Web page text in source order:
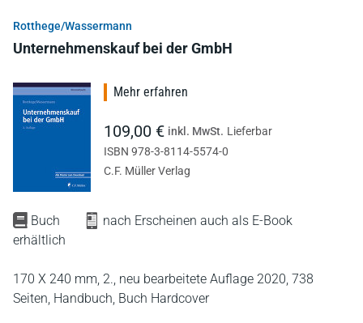
Rotthege/Wassermann
Unternehmenskauf bei der GmbH
Buch
nach Erscheinen auch als E-Book
erhältlich
170 X 240 mm, 2., neu bearbeitete Auflage 2020, 738
Seiten, Handbuch, Buch Hardcover
Mehr erfahren
109,00 € inkl. MwSt. Lieferbar
ISBN 978-3-8114-5574-0
C.F. Müller Verlag